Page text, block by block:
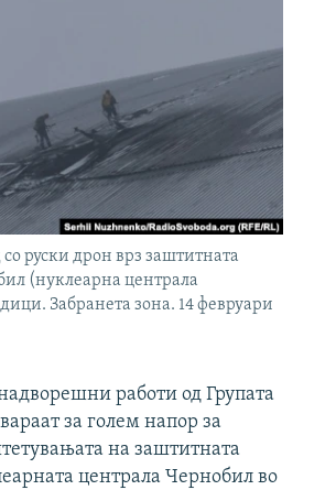
руски дрон врз заштитната
(нуклеарна централа
Забранета зона. 14 февруари
работи од Групата
за голем напор за
на заштитната
централа Чернобил во